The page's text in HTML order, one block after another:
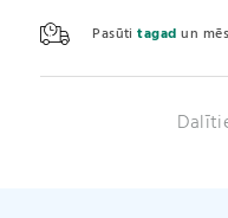
Ginseng
Royal
Jelly
Pasūtitagad un